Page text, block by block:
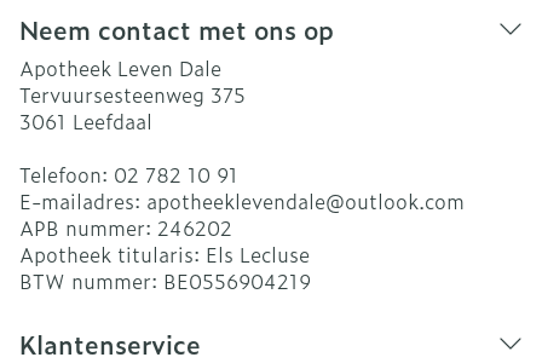
Neem contact met ons op
Apotheek Leven Dale
Tervuursesteenweg 375
3061 Leefdaal
Telefoon: 02 782 10 91
E-mailadres: apotheeklevendale@outlook.com
APB nummer: 246202
Apotheek titularis: Els Lecluse
BTW nummer: BE0556904219
Klantenservice